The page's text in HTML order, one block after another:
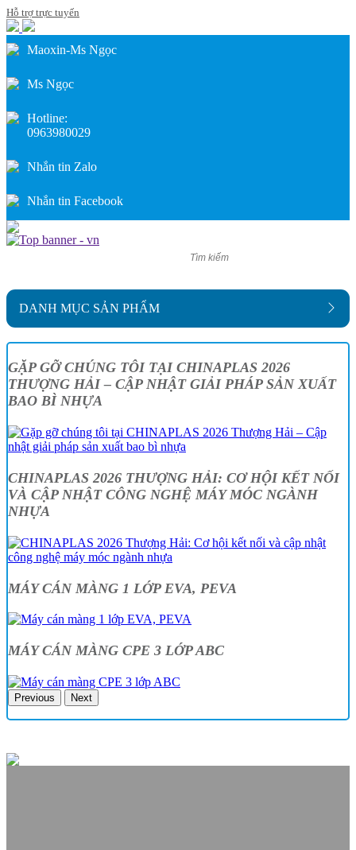
Hỗ trợ trực tuyến
Maoxin-Ms Ngọc
Ms Ngọc
Hotline:
0963980029
Nhắn tin Zalo
Nhắn tin Facebook
Trang
chủ
thiệu
Sản
phẩm
Tin
ảnh
Liên
DANH MỤC SẢN PHẨM
GẶP GỠ CHÚNG TÔI TẠI CHINAPLAS 2026
THƯỢNG HẢI – CẬP NHẬT GIẢI PHÁP SẢN XUẤT
BAO BÌ NHỰA
CHINAPLAS 2026 THƯỢNG HẢI: CƠ HỘI KẾT NỐI
VÀ CẬP NHẬT CÔNG NGHỆ MÁY MÓC NGÀNH
NHỰA
MÁY CÁN MÀNG 1 LỚP EVA, PEVA
MÁY CÁN MÀNG CPE 3 LỚP ABC
Previous Next